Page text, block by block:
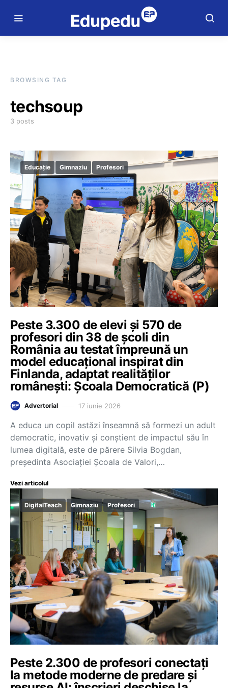
BROWSING TAG
techsoup
3 posts
Educație Gimnaziu Profesori
Peste 3.300 de elevi și 570 de
profesori din 38 de școli din
România au testat împreună un
model educațional inspirat din
Finlanda, adaptat realităților
românești: Școala Democratică (P)
Advertorial 17 iunie 2026
A educa un copil astăzi înseamnă să formezi un adult
democratic, inovativ și conștient de impactul său în
lumea digitală, este de părere Silvia Bogdan,
președinta Asociației Școala de Valori,…
Vezi articolul
DigitalTeach Gimnaziu Profesori
Peste 2.300 de profesori conectați
la metode moderne de predare și